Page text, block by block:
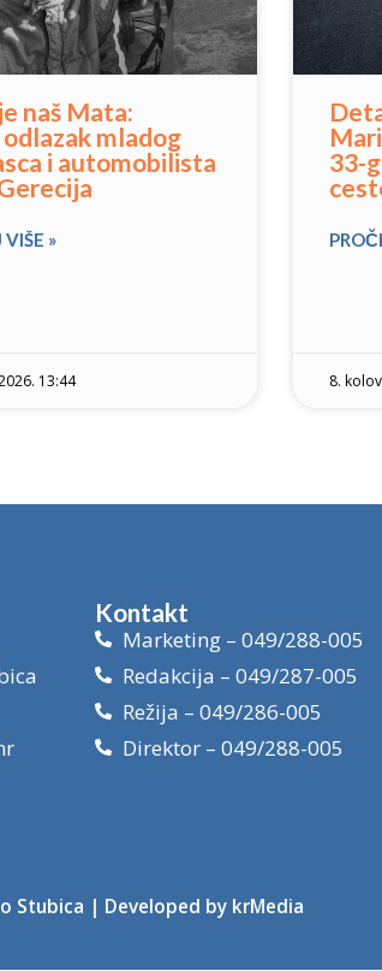
naš Mata:
mladog
i automobilista
»
13:44
33-
8.
Kontakt
Marketing – 049/288-005
Redakcija – 049/287-005
Režija – 049/286-005
Direktor – 049/288-005
Stubica | Developed by krMedia